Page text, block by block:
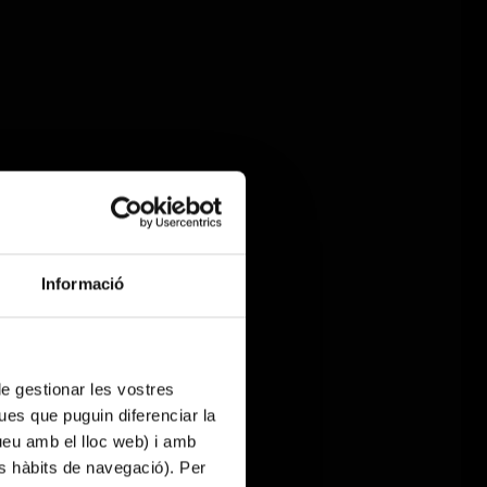
Informació
gestionar les vostres
que puguin diferenciar la
amb el lloc web) i amb
hàbits de navegació). Per